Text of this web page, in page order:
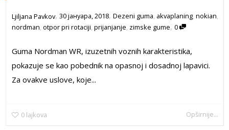
Ljiljana Pavkov, 30 јануара, 2018, Dezeni guma, akvaplaning, nokian,
nordman, otpor pri rotaciji, prijanjanje, zimske gume, 0
Guma Nordman WR, izuzetnih voznih karakteristika,
pokazuje se kao pobednik na opasnoj i dosadnoj lapavici.
Za ovakve uslove, koje...
0 lajkova Opširnije...